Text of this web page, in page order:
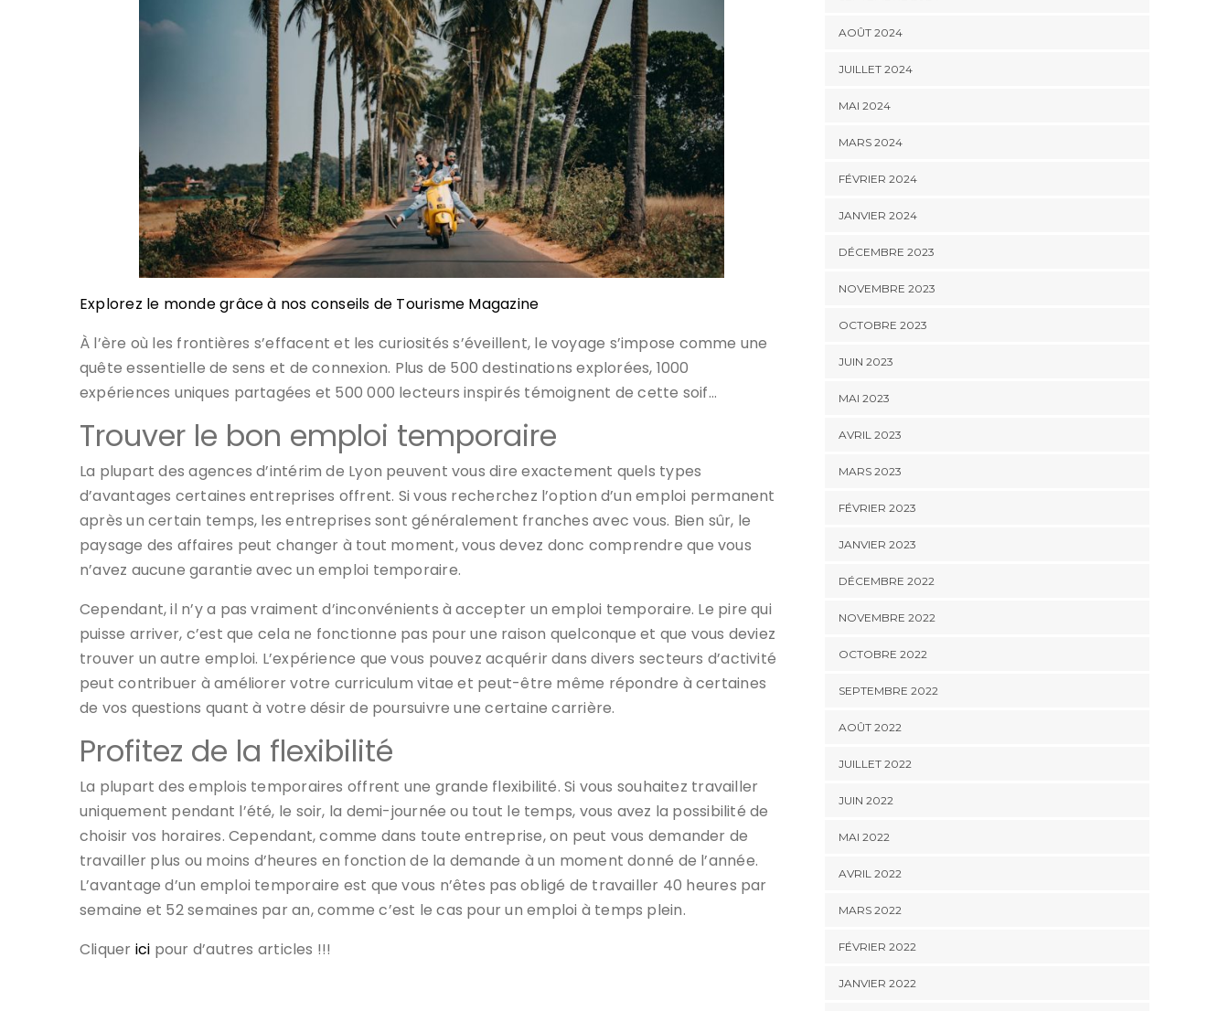
Explorez le monde grâce à nos conseils de Tourisme Magazine
À l’ère où les frontières s’effacent et les curiosités s’éveillent, le voyage s’impose comme une
quête essentielle de sens et de connexion. Plus de 500 destinations explorées, 1000
expériences uniques partagées et 500 000 lecteurs inspirés témoignent de cette soif…
Trouver le bon emploi temporaire
La plupart des agences d’intérim de Lyon peuvent vous dire exactement quels types
d’avantages certaines entreprises offrent. Si vous recherchez l’option d’un emploi permanent
après un certain temps, les entreprises sont généralement franches avec vous. Bien sûr, le
paysage des affaires peut changer à tout moment, vous devez donc comprendre que vous
n’avez aucune garantie avec un emploi temporaire.
Cependant, il n’y a pas vraiment d’inconvénients à accepter un emploi temporaire. Le pire qui
puisse arriver, c’est que cela ne fonctionne pas pour une raison quelconque et que vous deviez
trouver un autre emploi. L’expérience que vous pouvez acquérir dans divers secteurs d’activité
peut contribuer à améliorer votre curriculum vitae et peut-être même répondre à certaines
de vos questions quant à votre désir de poursuivre une certaine carrière.
Profitez de la flexibilité
La plupart des emplois temporaires offrent une grande flexibilité. Si vous souhaitez travailler
uniquement pendant l’été, le soir, la demi-journée ou tout le temps, vous avez la possibilité de
choisir vos horaires. Cependant, comme dans toute entreprise, on peut vous demander de
travailler plus ou moins d’heures en fonction de la demande à un moment donné de l’année.
L’avantage d’un emploi temporaire est que vous n’êtes pas obligé de travailler 40 heures par
semaine et 52 semaines par an, comme c’est le cas pour un emploi à temps plein.
Cliquer ici pour d’autres articles !!!
AOÛT 2024
JUILLET 2024
MAI 2024
MARS 2024
FÉVRIER 2024
JANVIER 2024
DÉCEMBRE 2023
NOVEMBRE 2023
OCTOBRE 2023
JUIN 2023
MAI 2023
AVRIL 2023
MARS 2023
FÉVRIER 2023
JANVIER 2023
DÉCEMBRE 2022
NOVEMBRE 2022
OCTOBRE 2022
SEPTEMBRE 2022
AOÛT 2022
JUILLET 2022
JUIN 2022
MAI 2022
AVRIL 2022
MARS 2022
FÉVRIER 2022
JANVIER 2022